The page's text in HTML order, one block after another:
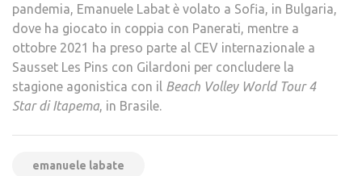
pandemia, Emanuele Labat è volato a Sofia, in Bulgaria,
dove ha giocato in coppia con Panerati, mentre a
ottobre 2021 ha preso parte al CEV internazionale a
Sausset Les Pins con Gilardoni per concludere la
stagione agonistica con il Beach Volley World Tour 4
Star di Itapema, in Brasile.
emanuele labate